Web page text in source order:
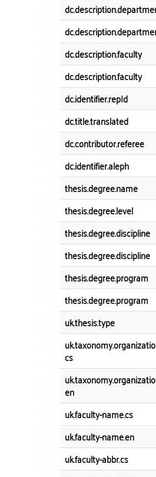
dc.description.faculty
dc.description.faculty
dc.identifier.repId
dc.title.translated
dc.contributor.referee
dc.identifier.aleph
thesis.degree.name
thesis.degree.level
thesis.degree.discipline
thesis.degree.discipline
thesis.degree.program
thesis.degree.program
uk.thesis.type
cs
en
uk.faculty-name.cs
uk.faculty-name.en
uk.faculty-abbr.cs